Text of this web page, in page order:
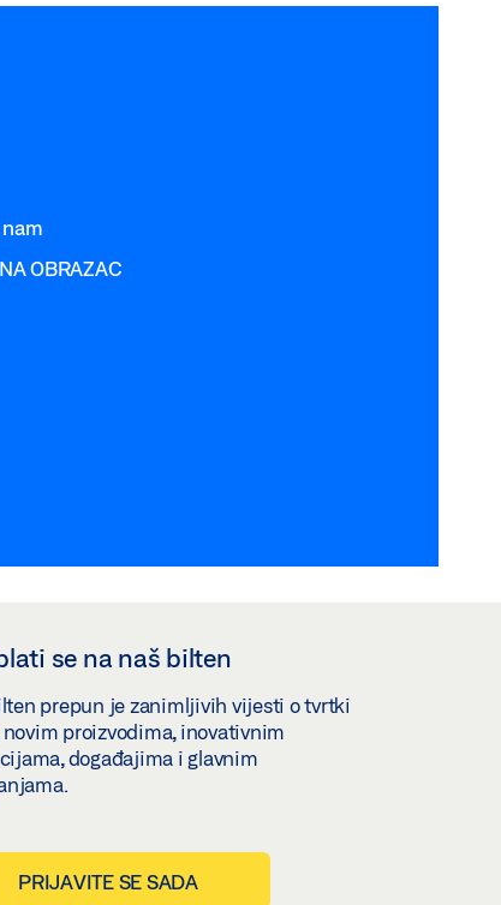
NA OBRAZAC
se na naš bilten
prepun je zanimljivih vijesti o tvrtki
novim proizvodima, inovativnim
događajima i glavnim
PRIJAVITE SE SADA